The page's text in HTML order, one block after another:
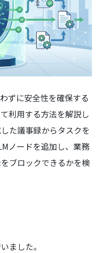
ずに安全性を確保する
利用する方法を解説し
た議事録からタスクを
ノードを追加し、業務
ブロックできるかを検
ました。